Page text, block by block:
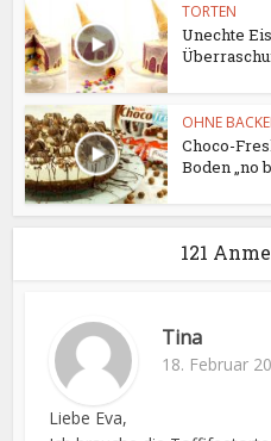
TORTEN
Unechte
OHNE
Choco-
Boden „no
121
Tina
18. Februar
Liebe Eva,